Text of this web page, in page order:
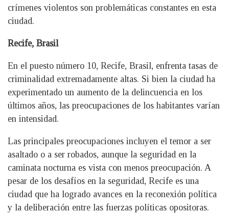
crímenes violentos son problemáticas constantes en esta
ciudad.
Recife, Brasil
En el puesto número 10, Recife, Brasil, enfrenta tasas de
criminalidad extremadamente altas. Si bien la ciudad ha
experimentado un aumento de la delincuencia en los
últimos años, las preocupaciones de los habitantes varían
en intensidad.
Las principales preocupaciones incluyen el temor a ser
asaltado o a ser robados, aunque la seguridad en la
caminata nocturna es vista con menos preocupación. A
pesar de los desafíos en la seguridad, Recife es una
ciudad que ha logrado avances en la reconexión política
y la deliberación entre las fuerzas políticas opositoras.